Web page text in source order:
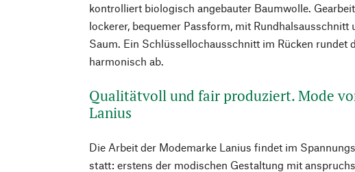
kontrolliert biologisch angebauter Baumwolle.
lockerer, bequemer Passform, mit Rundhalsausschnitt
Saum. Ein Schlüssellochausschnitt im Rücken rundet
harmonisch ab.
Qualitätvoll und fair produziert. Mode
Lanius
Die Arbeit der Modemarke Lanius findet im
statt: erstens der modischen Gestaltung mit